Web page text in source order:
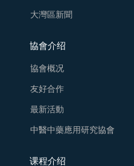
大灣區新聞
協會介绍
協會概况
友好合作
最新活動
中醫中藥應用研究協會
课程介绍